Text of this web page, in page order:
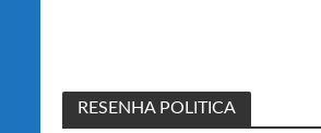
RESENHA POLITICA